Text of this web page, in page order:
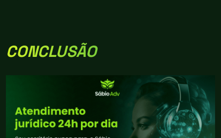
CONCLUSÃO